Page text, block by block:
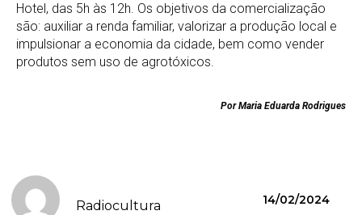
Hotel, das 5h às 12h. Os objetivos da comercialização
são: auxiliar a renda familiar, valorizar a produção local e
impulsionar a economia da cidade, bem como vender
produtos sem uso de agrotóxicos.
Por Maria Eduarda Rodrigues
Radiocultura 14/02/2024